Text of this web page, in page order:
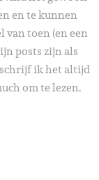
en te kunnen
van toen (en een
posts zijn als
ik het altijd
om te lezen.